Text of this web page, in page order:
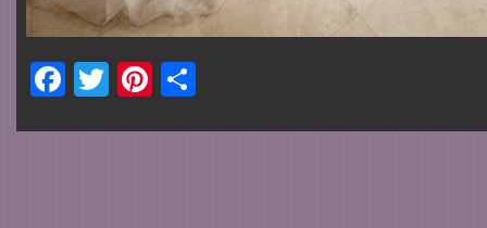
Facebook
TwitterPinterest